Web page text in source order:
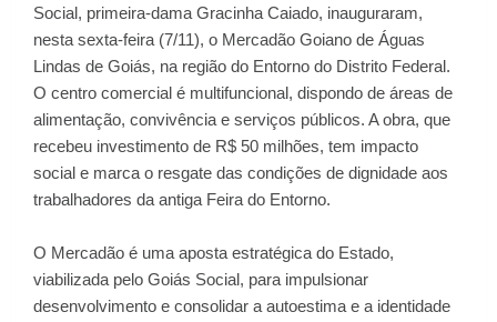
Social, primeira-dama Gracinha Caiado, inauguraram,
nesta sexta-feira (7/11), o Mercadão Goiano de Águas
Lindas de Goiás, na região do Entorno do Distrito Federal.
O centro comercial é multifuncional, dispondo de áreas de
alimentação, convivência e serviços públicos. A obra, que
recebeu investimento de R$ 50 milhões, tem impacto
social e marca o resgate das condições de dignidade aos
trabalhadores da antiga Feira do Entorno.
O Mercadão é uma aposta estratégica do Estado,
viabilizada pelo Goiás Social, para impulsionar
desenvolvimento e consolidar a autoestima e a identidade